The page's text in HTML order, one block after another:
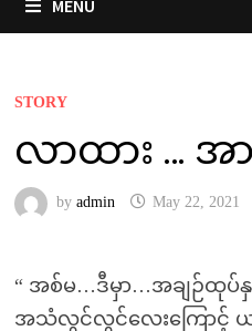
MENU
STORY
လာထား … အာ
by admin May 22, 2021
“ အစ်မ…ဒီမှာ…အချဉ်ထုပ်
အသံလွင်လွင်လေးကြောင့်